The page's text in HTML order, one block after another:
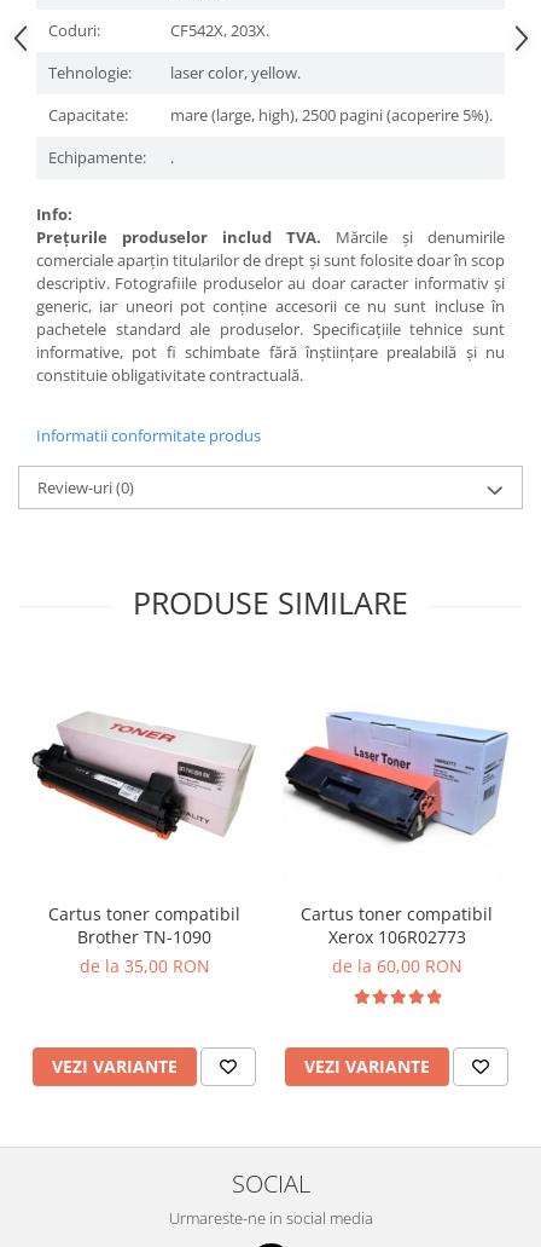
Coduri:
CF542X, 203X.
Tehnologie:
laser color, yellow.
Capacitate:
mare (large, high), 2500 pagini (acoperire 5%).
Echipamente:
.
Info:
Preţurile produselor includ TVA. Mărcile şi denumirile
comerciale aparţin titularilor de drept şi sunt folosite doar în scop
descriptiv. Fotografiile produselor au doar caracter informativ şi
generic, iar uneori pot conţine accesorii ce nu sunt incluse în
pachetele standard ale produselor. Specificaţiile tehnice sunt
informative, pot fi schimbate fără înştiinţare prealabilă şi nu
constituie obligativitate contractuală.
Informatii conformitate produs
Review-uri(0)
PRODUSE SIMILARE
Cartus toner compatibil
Brother TN-1090
de la 35,00 RON
VEZI VARIANTE
Cartus toner compatibil
Xerox 106R02773
de la 60,00 RON
VEZI VARIANTE
SOCIAL
Urmareste-ne in social media